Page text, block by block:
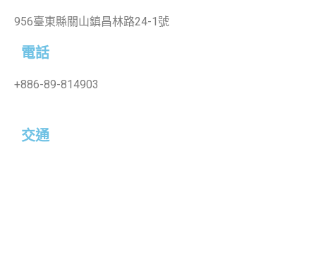
電話
+886-89-814903
956臺東縣關山鎮昌林路24-1號
交通